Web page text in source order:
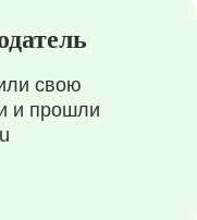
свою
и прошли